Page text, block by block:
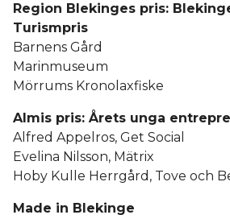
Region Blekinges pris:
Turismpris
Barnens Gård
Marinmuseum
Mörrums Kronolaxfiske
Almis pris: Årets unga
Alfred Appelros, Get Social
Evelina Nilsson, Mätrix
Hoby Kulle Herrgård, Tove och
Made in Blekinge